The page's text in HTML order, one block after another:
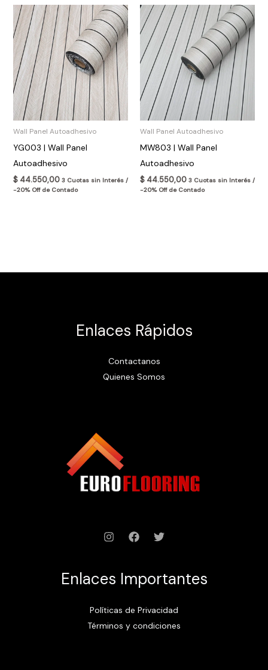
Wall Panel Autoadhesivo
YG003 | Wall Panel
Autoadhesivo
$44.550,00 3 Cuotas sin Interés /
-20% Off de Contado
Wall Panel Autoadhesivo
MW803 | Wall Panel
Autoadhesivo
$ 44.550,00 3 Cuotas sin Interés /
-20% Off de Contado
Enlaces Rápidos
Contactanos
Quienes Somos
Enlaces Importantes
Políticas de Privacidad
Términos y condiciones